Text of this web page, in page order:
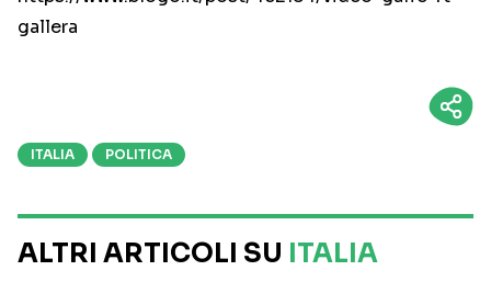
gallera
ITALIA POLITICA
ALTRI ARTICOLI SU ITALIA